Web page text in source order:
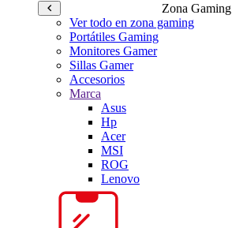
Zona Gaming
Ver todo en zona gaming
Portátiles Gaming
Monitores Gamer
Sillas Gamer
Accesorios
Marca
Asus
Hp
Acer
MSI
ROG
Lenovo